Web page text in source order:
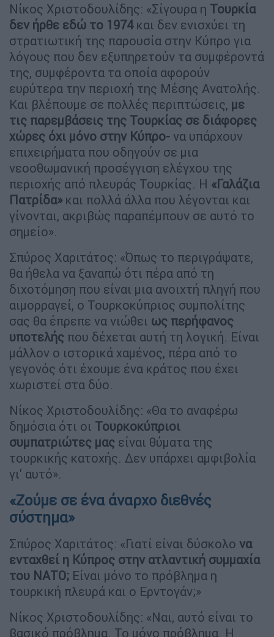
Νίκος Χριστοδουλίδης: «Σίγουρα η Τουρκία
δεν ήρθε εδώ το 1974και δεν ενισχύει τη
στρατιωτική της παρουσία στην Κύπρο για
λόγους που δεν εξυπηρετούν τα συμφέροντά
της, συμφέροντα τα οποία αφορούν
ευρύτερα την περιοχή της Μέσης Ανατολής.
Και βλέπουμε σε πολλές περιπτώσεις, με
τις παρεμβάσεις της Τουρκίας σε διάφορες
χώρες όχι μόνο στην Κύπρο- να υπάρχουν
επιχειρήματα που οδηγούν σε μια
νεοοθωμανική προσέγγιση ελέγχου της
περιοχής από πλευράς Τουρκίας. Η «Γαλάζια
Πατρίδα» και πολλά άλλα που λέγονται και
γίνονται, ακριβώς παραπέμπουν σε αυτό το
σημείο».
Σπύρος Χαριτάτος: «Όπως το περιγράψατε,
θα ήθελα να ξαναπώ ότι πέρα από τη
διχοτόμηση που είναι μια ανοιχτή πληγή που
αιμορραγεί, ο Τουρκοκύπριος συμπολίτης
σας θα έπρεπε να νιώθει ως περήφανος
υποτελής που δέχεται αυτή τη λογική. Είναι
μάλλον ο ιστορικά χαμένος, πέρα από το
γεγονός ότι έχουμε ένα κράτος που έχει
χωριστεί στα δύο.
Νίκος Χριστοδουλίδης: «Θα το αναφέρω
δημόσια ότι οι Τουρκοκύπριοι
συμπατριώτες μας είναι θύματα της
τουρκικής κατοχής. Δεν υπάρχει αμφιβολία
γι' αυτό».
«Ζούμε σε ένα άναρχο διεθνές
σύστημα»
Σπύρος Χαριτάτος: «Γιατί είναι δύσκολο να
ενταχθεί η Κύπρος στην ατλαντική συμμαχία
του ΝΑΤΟ; Είναι μόνο το πρόβλημα η
τουρκική πλευρά και ο Ερντογάν;»
Νίκος Χριστοδουλίδης: «Ναι, αυτό είναι το
βασικό πρόβλημα. Το μόνο πρόβλημα. Η